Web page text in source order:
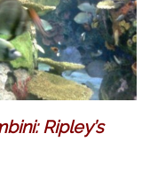
Ripley’s